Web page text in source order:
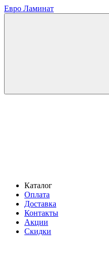
Евро Ламинат
Каталог
Оплата
Доставка
Контакты
Акции
Скидки